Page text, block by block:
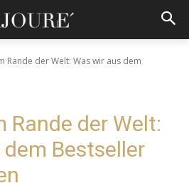
Rande der Welt: Was wir aus dem
Rande der Welt:
Bestseller